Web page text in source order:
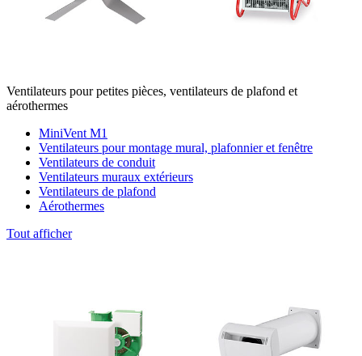
Ventilateurs pour petites pièces, ventilateurs de plafond et
aérothermes
MiniVent M1
Ventilateurs pour montage mural, plafonnier et fenêtre
Ventilateurs de conduit
Ventilateurs muraux extérieurs
Ventilateurs de plafond
Aérothermes
Tout afficher